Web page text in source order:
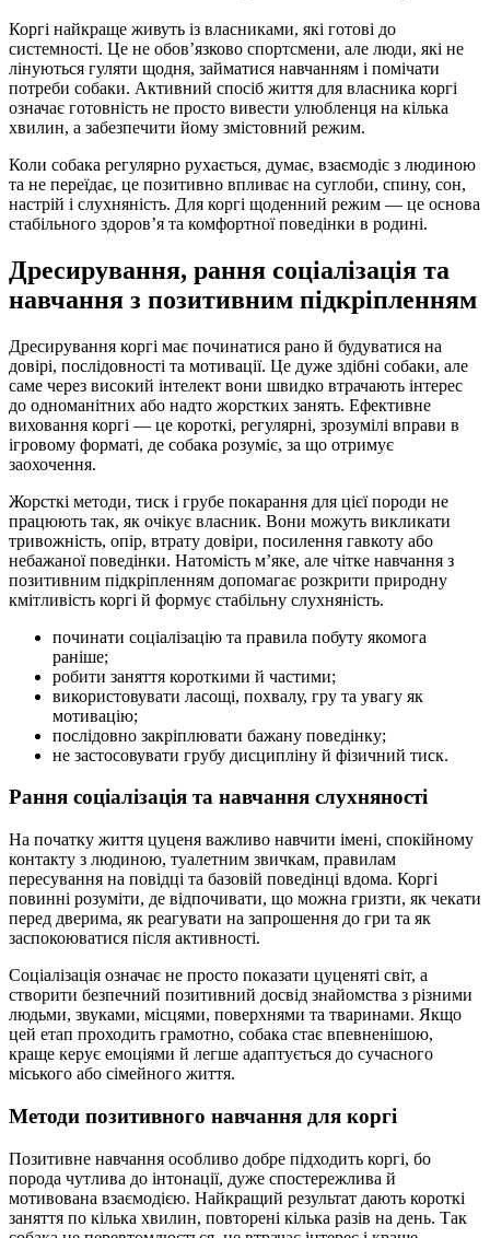
Коргі найкраще живуть із власниками, які готові до
системності. Це не обов’язково спортсмени, але люди, які не
лінуються гуляти щодня, займатися навчанням і помічати
потреби собаки. Активний спосіб життя для власника коргі
означає готовність не просто вивести улюбленця на кілька
хвилин, а забезпечити йому змістовний режим.
Коли собака регулярно рухається, думає, взаємодіє з людиною
та не переїдає, це позитивно впливає на суглоби, спину, сон,
настрій і слухняність. Для коргі щоденний режим — це основа
стабільного здоров’я та комфортної поведінки в родині.
Дресирування, рання соціалізація та
навчання з позитивним підкріпленням
Дресирування коргі має починатися рано й будуватися на
довірі, послідовності та мотивації. Це дуже здібні собаки, але
саме через високий інтелект вони швидко втрачають інтерес
до одноманітних або надто жорстких занять. Ефективне
виховання коргі — це короткі, регулярні, зрозумілі вправи в
ігровому форматі, де собака розуміє, за що отримує
заохочення.
Жорсткі методи, тиск і грубе покарання для цієї породи не
працюють так, як очікує власник. Вони можуть викликати
тривожність, опір, втрату довіри, посилення гавкоту або
небажаної поведінки. Натомість м’яке, але чітке навчання з
позитивним підкріпленням допомагає розкрити природну
кмітливість коргі й формує стабільну слухняність.
починати соціалізацію та правила побуту якомога
раніше;
робити заняття короткими й частими;
використовувати ласощі, похвалу, гру та увагу як
мотивацію;
послідовно закріплювати бажану поведінку;
не застосовувати грубу дисципліну й фізичний тиск.
Рання соціалізація та навчання слухняності
На початку життя цуценя важливо навчити імені, спокійному
контакту з людиною, туалетним звичкам, правилам
пересування на повідці та базовій поведінці вдома. Коргі
повинні розуміти, де відпочивати, що можна гризти, як чекати
перед дверима, як реагувати на запрошення до гри та як
заспокоюватися після активності.
Соціалізація означає не просто показати цуценяті світ, а
створити безпечний позитивний досвід знайомства з різними
людьми, звуками, місцями, поверхнями та тваринами. Якщо
цей етап проходить грамотно, собака стає впевненішою,
краще керує емоціями й легше адаптується до сучасного
міського або сімейного життя.
Методи позитивного навчання для коргі
Позитивне навчання особливо добре підходить коргі, бо
порода чутлива до інтонації, дуже спостережлива й
мотивована взаємодією. Найкращий результат дають короткі
заняття по кілька хвилин, повторені кілька разів на день. Так